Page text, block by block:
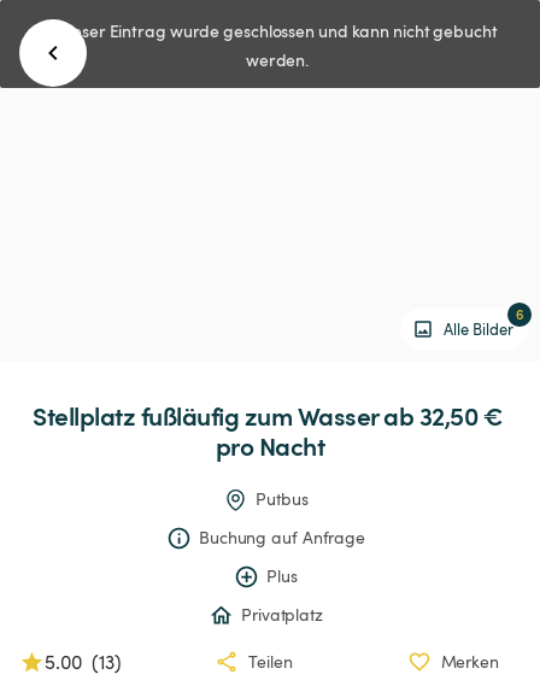
Dieser Eintrag wurde geschlossen und kann nicht gebucht
werden.
Alle Bilder
6
StellplatzfußläufigzumWasser ab 32,50 €
pro Nacht
Putbus
Buchung auf Anfrage
Plus
Privatplatz
5.00 (13) Teilen Merken